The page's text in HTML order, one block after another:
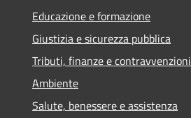
Educazione e formazione
Giustizia e sicurezza pubblica
Tributi, finanze e contravvenzioni
Ambiente
Salute, benessere e assistenza